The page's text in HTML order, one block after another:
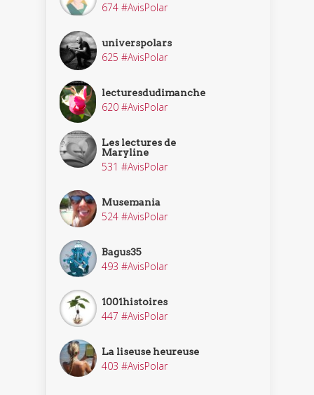
674 #AvisPolar
universpolars
625 #AvisPolar
lecturesdudimanche
620 #AvisPolar
Les lectures de
Maryline
531 #AvisPolar
Musemania
524 #AvisPolar
Bagus35
493 #AvisPolar
1001histoires
447 #AvisPolar
La liseuse heureuse
403 #AvisPolar